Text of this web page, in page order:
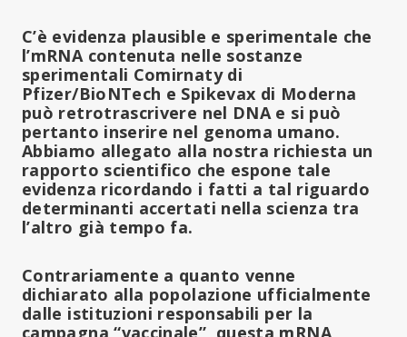
C’è evidenza plausible e sperimentale che
l’mRNA contenuta nelle sostanze
sperimentali Comirnaty di
Pfizer/BioNTech e Spikevax di Moderna
può retrotrascrivere nel DNA e si può
pertanto inserire nel genoma umano.
Abbiamo allegato alla nostra richiesta un
rapporto scientifico che espone tale
evidenza ricordando i fatti a tal riguardo
determinanti accertati nella scienza tra
l’altro già tempo fa.
Contrariamente a quanto venne
dichiarato alla popolazione ufficialmente
dalle istituzioni responsabili per la
campagna “vaccinale”, questa mRNA